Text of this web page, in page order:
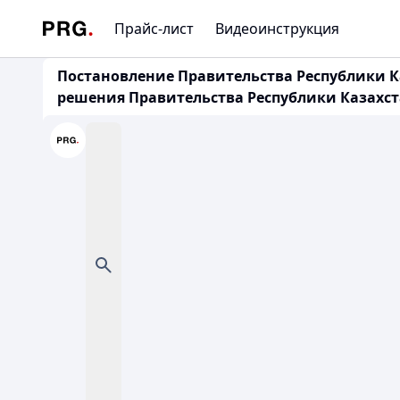
Прайс-лист Видеоинструкция
Постановление Правительства Республики
решения Правительства Республики